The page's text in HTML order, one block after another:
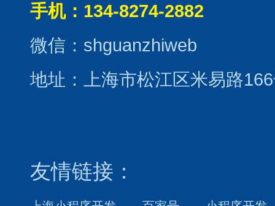
手机：134-8274-2882
微信：shguanzhiweb
地址：上海市松江区米易路
友情链接：